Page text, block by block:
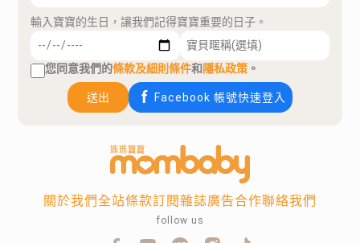
輸入寶寶的生日，讓我們記得寶寶重要的日子。
您同意我們的條款及細則條件和隱私政策 。
送出 Facebook 帳號快速登入
關於我們全站條款訂閱雜誌廣告合作聯絡我們
follow us